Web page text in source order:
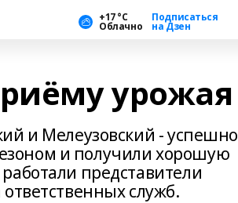
+17 °С
Облачно
Подписаться
на Дзен
урожая
и Мелеузовский - успешно
и получили хорошую
представители
служб.